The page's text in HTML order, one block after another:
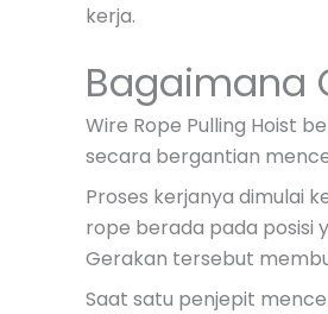
kerja.
Bagaimana
Wire Rope Pulling Hoist
secara bergantian
Proses kerjanya dimulai
rope berada pada posisi
Gerakan tersebut
Saat satu penjepit